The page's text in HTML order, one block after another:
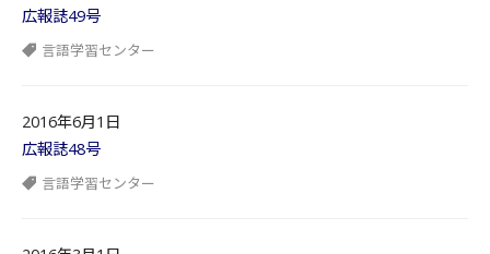
広報誌49号
言語学習センター
2016年6月1日
広報誌48号
言語学習センター